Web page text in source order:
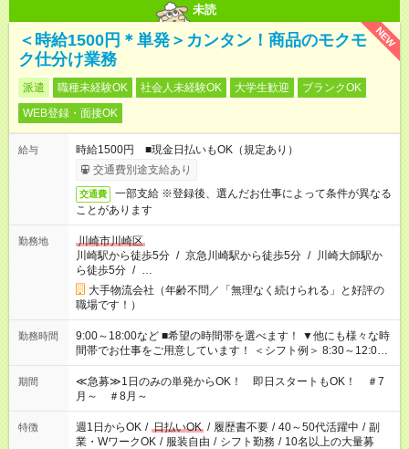
未読
NEW
＜時給1500円＊単発＞カンタン！商品のモクモ
ク仕分け業務
派遣 職種未経験OK 社会人未経験OK 大学生歓迎
ブランクOK
WEB登録・面接OK
給与
時給1500円 ■現金日払いもOK（規定あり）
交通費別途支給あり
交通費
一部支給 ※登録後、選んだお仕事によって条件が異なる
ことがあります
勤務地
川崎市川崎区
川崎駅から徒歩5分 / 京急川崎駅から徒歩5分 / 川崎大師駅か
ら徒歩5分 / …
大手物流会社（年齢不問／「無理なく続けられる」と好評の
職場です！）
勤務時間
9:00～18:00など ■希望の時間帯を選べます！ ▼他にも様々な時
間帯でお仕事をご用意しています！ ＜シフト例＞ 8:30～12:00
17:00～22:00 13:00～22:00 22:00～翌6:00 など
期間
≪急募≫1日のみの単発からOK！ 即日スタートもOK！ ＃7
月～ ＃8月～
特徴 週1日からOK / 日払いOK / 履歴書不要 / 40～50代活躍中 / 副
業・WワークOK / 服装自由 / シフト勤務 / 10名以上の大量募